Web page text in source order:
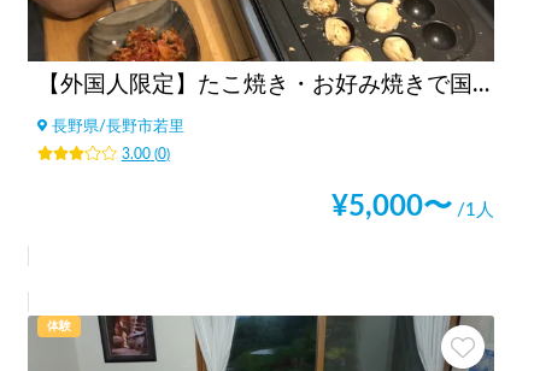
【外国人限定】たこ焼き・お好み焼きで国際交流
長野県/長野市若里
3.00(0)
¥5,000〜 /1人
体験